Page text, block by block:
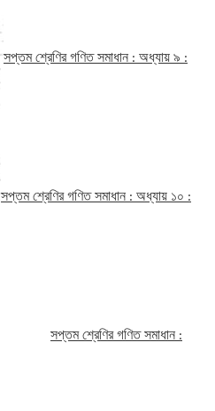
সপ্তম শ্রেণির গণিত সমাধান : অধ্যায় ৯ :
সপ্তম শ্রেণির গণিত সমাধান : অধ্যায় ১০ :
সপ্তম শ্রেণির গণিত সমাধান :